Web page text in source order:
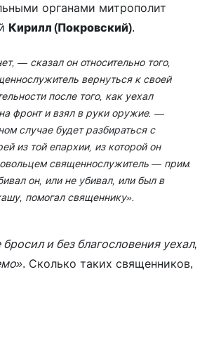
органами митрополит
Кирилл (Покровский).
, — сказал он относительно того,
вернуться к своей
после того, как уехал
фронт и взял в руки оружие. —
случае будет разбираться с
из той епархии, из которой он
священнослужитель — прим.
он, или не убивал, или был в
помогал священнику».
бросил и без благословения уехал,
. Сколько таких священников,